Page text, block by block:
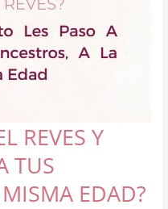
REVES Y
TUS
EDAD?